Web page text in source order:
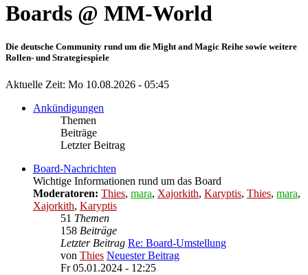
Boards @ MM-World
Die deutsche Community rund um die Might and Magic Reihe sowie weitere
Rollen- und Strategiespiele
Aktuelle Zeit: Mo 10.08.2026 - 05:45
Ankündigungen
Themen
Beiträge
Letzter Beitrag
Board-Nachrichten
Wichtige Informationen rund um das Board
Moderatoren: Thies, mara, Xajorkith, Karyptis, Thies, mara,
Xajorkith, Karyptis
51 Themen
158 Beiträge
Letzter Beitrag Re: Board-Umstellung
von Thies Neuester Beitrag
Fr 05.01.2024 - 12:25